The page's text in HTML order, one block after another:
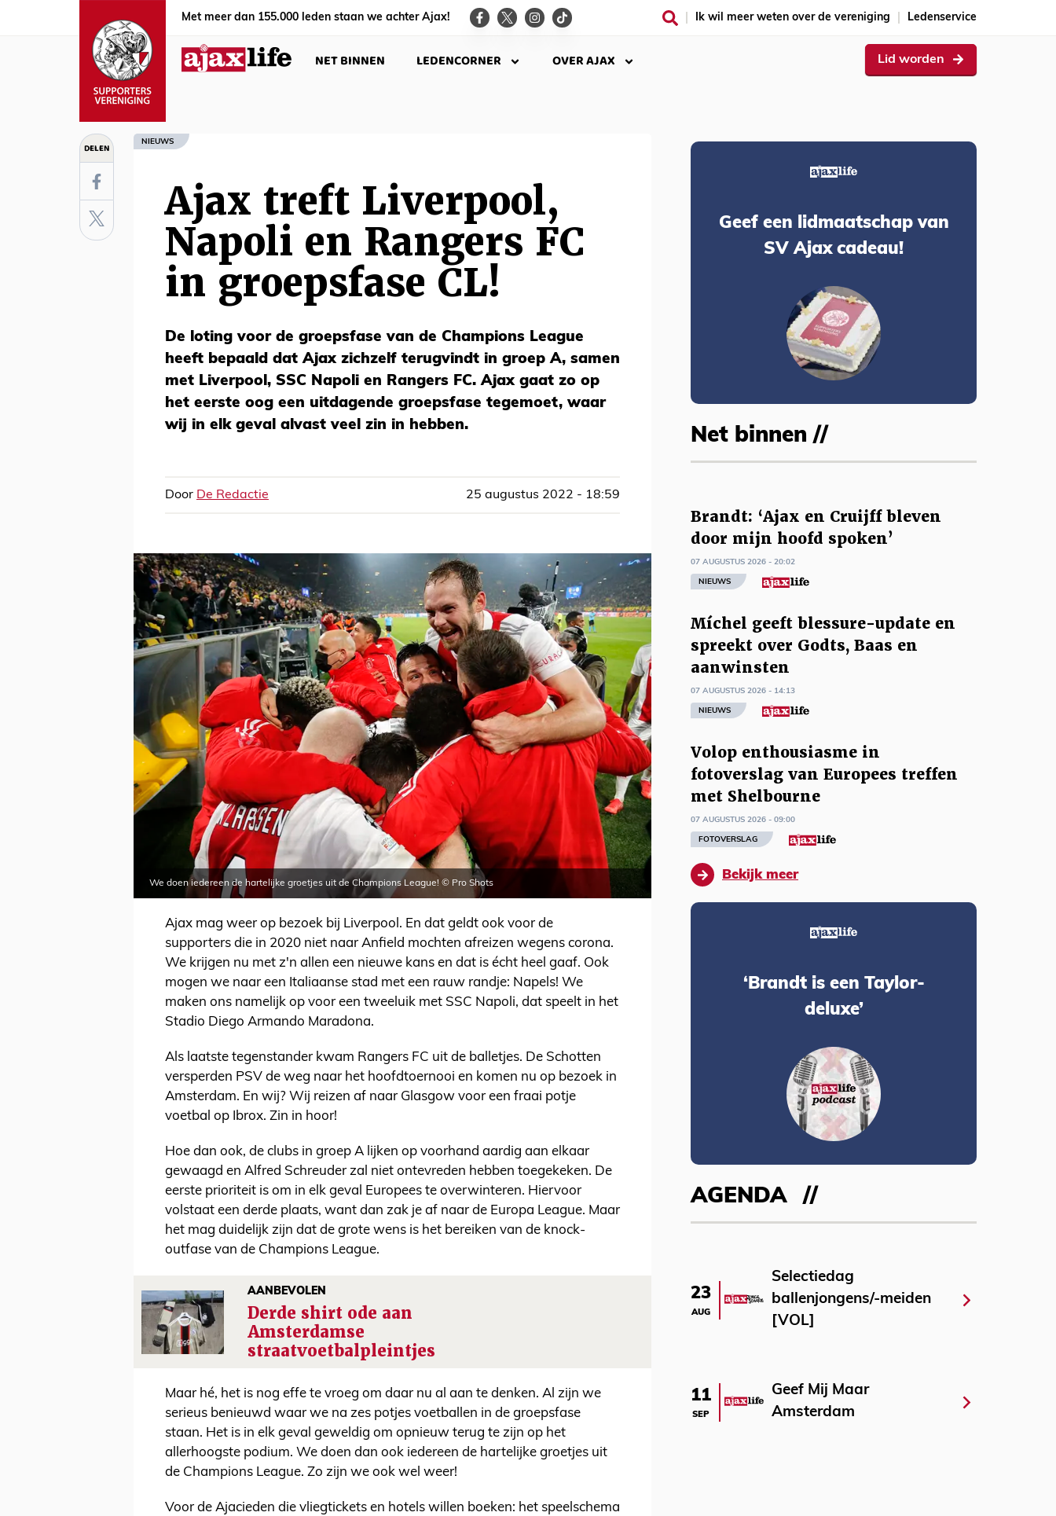
Met meer dan 155.000 leden staan we achter Ajax! Ik wil meer weten over de vereniging Ledenservice
NET BINNEN LEDENCORNER OVER AJAX Lid worden
DELEN NIEUWS
Ajax treft Liverpool,
Napoli en Rangers FC
in groepsfase CL!
De loting voor de groepsfase van de Champions League
heeft bepaald dat Ajax zichzelf terugvindt in groep A, samen
met Liverpool, SSC Napoli en Rangers FC. Ajax gaat zo op
het eerste oog een uitdagende groepsfase tegemoet, waar
wij in elk geval alvast veel zin in hebben.
Door De Redactie 25 augustus 2022 - 18:59
We doen iedereen de hartelijke groetjes uit de Champions League! © Pro Shots
Ajax mag weer op bezoek bij Liverpool. En dat geldt ook voor de
supporters die in 2020 niet naar Anfield mochten afreizen wegens corona.
We krijgen nu met z'n allen een nieuwe kans en dat is écht heel gaaf. Ook
mogen we naar een Italiaanse stad met een rauw randje: Napels! We
maken ons namelijk op voor een tweeluik met SSC Napoli, dat speelt in het
Stadio Diego Armando Maradona.
Als laatste tegenstander kwam Rangers FC uit de balletjes. De Schotten
versperden PSV de weg naar het hoofdtoernooi en komen nu op bezoek in
Amsterdam. En wij? Wij reizen af naar Glasgow voor een fraai potje
voetbal op Ibrox. Zin in hoor!
Hoe dan ook, de clubs in groep A lijken op voorhand aardig aan elkaar
gewaagd en Alfred Schreuder zal niet ontevreden hebben toegekeken. De
eerste prioriteit is om in elk geval Europees te overwinteren. Hiervoor
volstaat een derde plaats, want dan zak je af naar de Europa League. Maar
het mag duidelijk zijn dat de grote wens is het bereiken van de knock-
outfase van de Champions League.
AANBEVOLEN
Derde shirt ode aan
Amsterdamse
straatvoetbalpleintjes
Maar hé, het is nog effe te vroeg om daar nu al aan te denken. Al zijn we
serieus benieuwd waar we na zes potjes voetballen in de groepsfase
staan. Het is in elk geval geweldig om opnieuw terug te zijn op het
allerhoogste podium. We doen dan ook iedereen de hartelijke groetjes uit
de Champions League. Zo zijn we ook wel weer!
Voor de Ajacieden die vliegtickets en hotels willen boeken: het speelschema
Geef een lidmaatschap van
SV Ajax cadeau!
Net binnen //
Brandt: ‘Ajax en Cruijff bleven
door mijn hoofd spoken’
07 AUGUSTUS 2026 - 20:02
NIEUWS
Míchel geeft blessure-update en
spreekt over Godts, Baas en
aanwinsten
07 AUGUSTUS 2026 - 14:13
NIEUWS
Volop enthousiasme in
fotoverslag van Europees treffen
met Shelbourne
07 AUGUSTUS 2026 - 09:00
FOTOVERSLAG
Bekijk meer
‘Brandt is een Taylor-
deluxe’
AGENDA
23
AUG
Selectiedag
ballenjongens/-meiden
[VOL]
11
SEP
Geef Mij Maar
Amsterdam